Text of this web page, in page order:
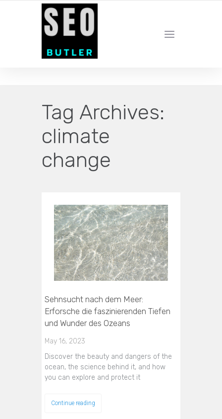
YOUR LOCAL DIGITAL MARKETING AGENCY
Tag Archives:
climate
change
Sehnsucht nach dem Meer:
Erforsche die faszinierenden Tiefen
und Wunder des Ozeans
May 16, 2023
Discover the beauty and dangers of the
ocean, the science behind it, and how
you can explore and protect it
Continue reading